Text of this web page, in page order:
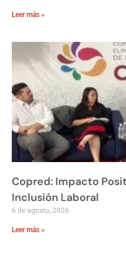
Leer más »
Copred: Impacto
Inclusión Laboral
6 de agosto, 2026
Leer más »